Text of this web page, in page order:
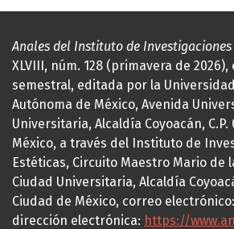
Anales del Instituto de Investigaciones
XLVIII, núm. 128 (primavera de
semestral, editada por la
Autónoma de México, Avenida
Universitaria, Alcaldía Coyoacán, C.P.
México, a través del Instituto de
Estéticas, Circuito Maestro Mario de
Ciudad Universitaria, Alcaldía
Ciudad de México, correo electrónico:
dirección electrónica: https://